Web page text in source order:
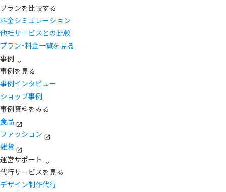
プランを比較する
料金シミュレーション
他社サービスとの比較
プラン・料金一覧を見る
事例
事例を見る
事例インタビュー
ショップ事例
事例資料をみる
食品
ファッション
雑貨
運営サポート
代行サービスを見る
デザイン制作代行